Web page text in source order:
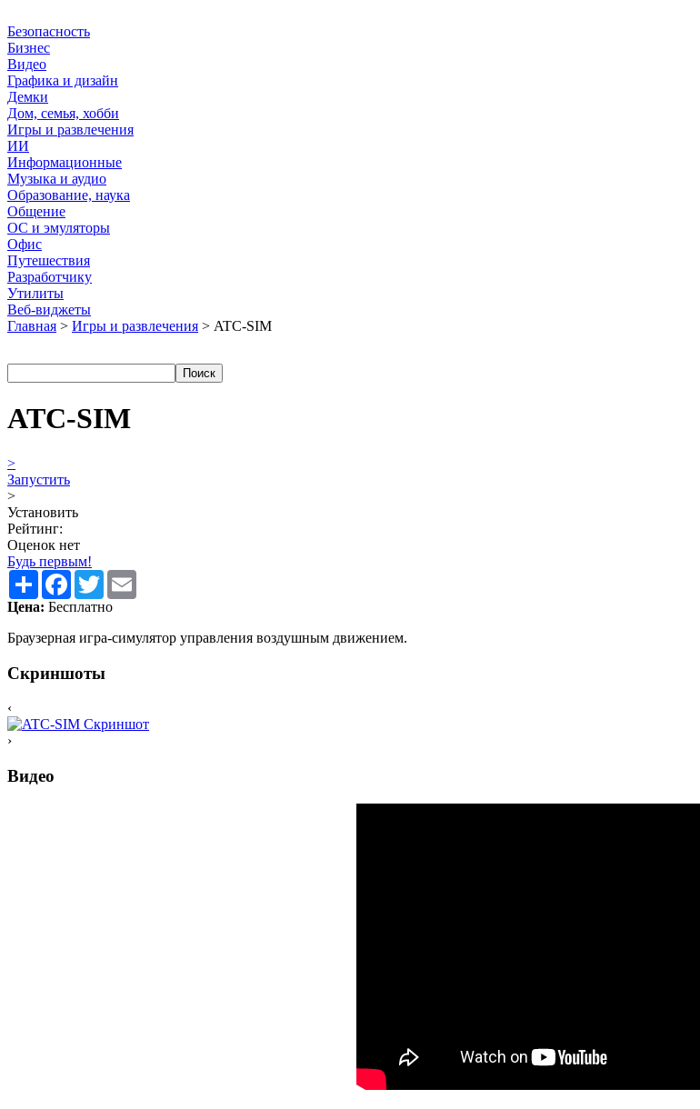
Безопасность
Бизнес
Видео
Графика и дизайн
Демки
Дом, семья, хобби
Игры и развлечения
ИИ
Информационные
Музыка и аудио
Образование, наука
Общение
ОС и эмуляторы
Офис
Путешествия
Разработчику
Утилиты
Веб-виджеты
Главная > Игры и развлечения > ATC-SIM
ATC-SIM
>
Запустить
>
Установить
Рейтинг:
Оценок нет
Будь первым!
Share Facebook
Twitter
Цена: Бесплатно
Браузерная игра-симулятор управления воздушным движением.
Скриншоты
‹
›
Видео